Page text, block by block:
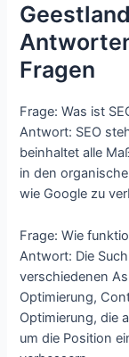
Fragen
Frage: Was ist
Antwort: SEO
beinhaltet alle
in den
wie Google zu
Frage: Wie
Antwort: Die
verschiedenen
Optimierung,
Optimierung, die
um die Position